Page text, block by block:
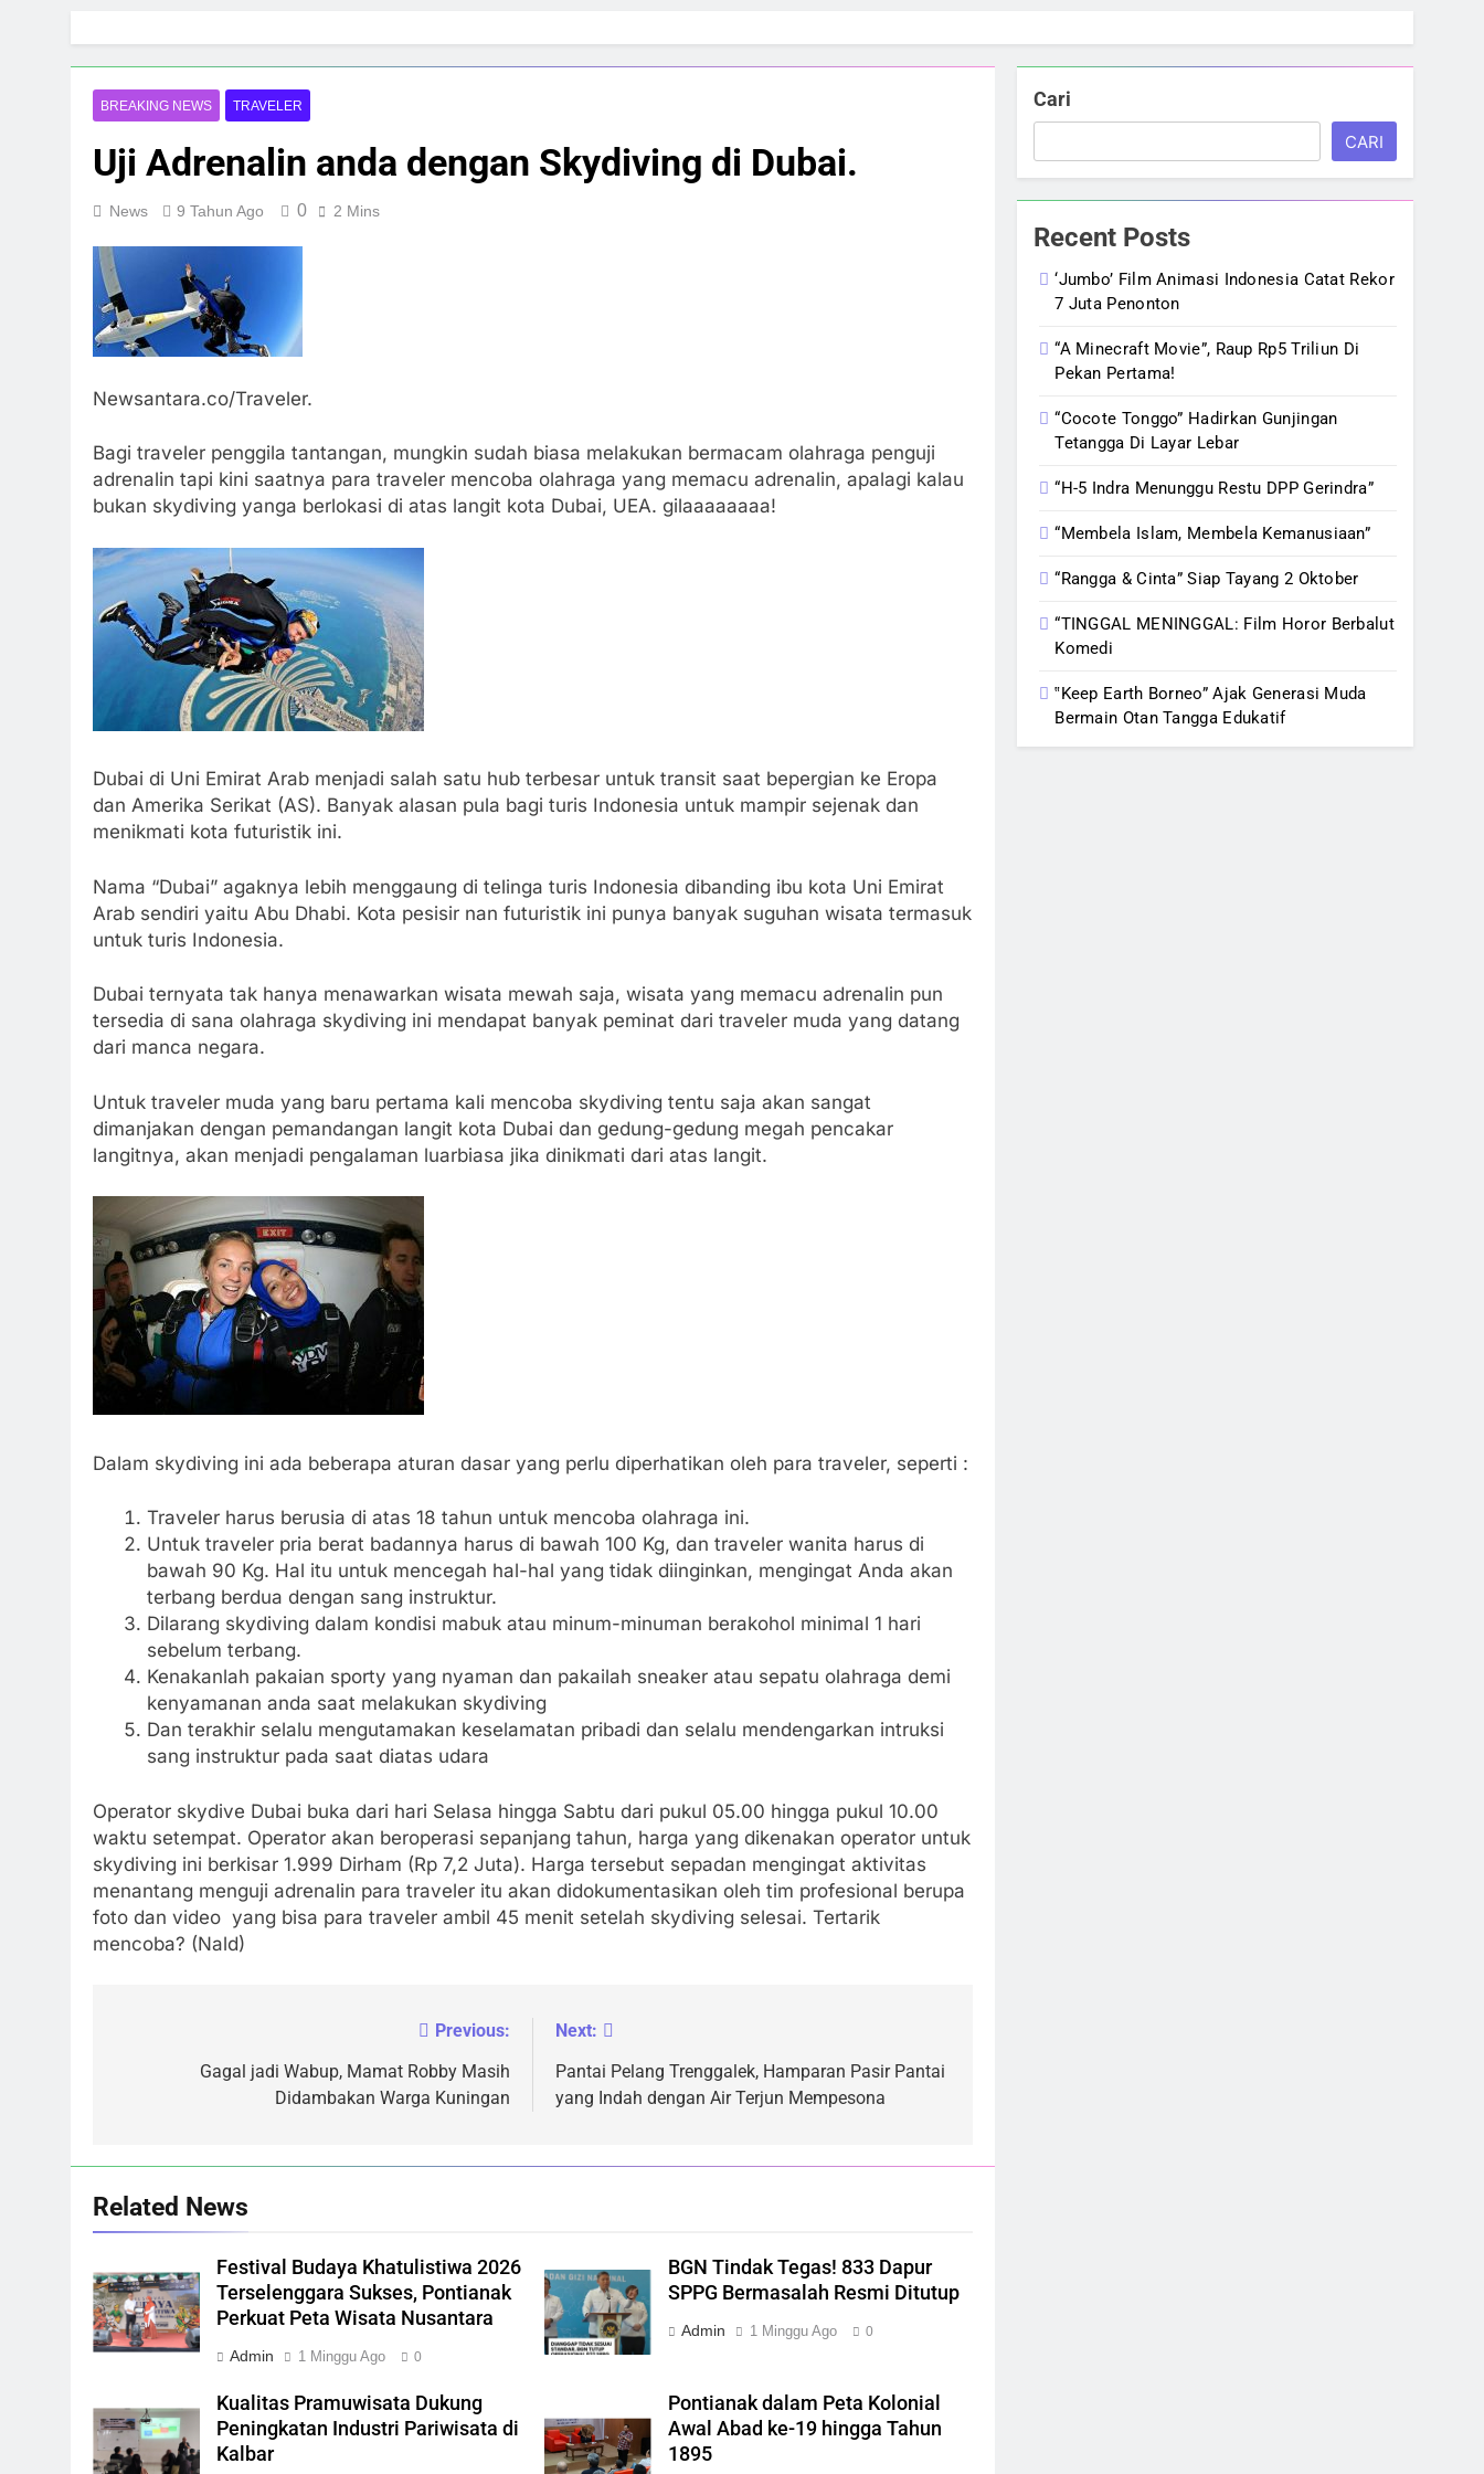
BREAKING NEWS TRAVELER
Uji Adrenalin anda dengan Skydiving di Dubai.
News 9 Tahun Ago 0 2 Mins
Newsantara.co/Traveler.
Bagi traveler penggila tantangan, mungkin sudah biasa melakukan bermacam olahraga penguji
adrenalin tapi kini saatnya para traveler mencoba olahraga yang memacu adrenalin, apalagi kalau
bukan skydiving yanga berlokasi di atas langit kota Dubai, UEA. gilaaaaaaaa!
Dubai di Uni Emirat Arab menjadi salah satu hub terbesar untuk transit saat bepergian ke Eropa
dan Amerika Serikat (AS). Banyak alasan pula bagi turis Indonesia untuk mampir sejenak dan
menikmati kota futuristik ini.
Nama “Dubai” agaknya lebih menggaung di telinga turis Indonesia dibanding ibu kota Uni Emirat
Arab sendiri yaitu Abu Dhabi. Kota pesisir nan futuristik ini punya banyak suguhan wisata termasuk
untuk turis Indonesia.
Dubai ternyata tak hanya menawarkan wisata mewah saja, wisata yang memacu adrenalin pun
tersedia di sana olahraga skydiving ini mendapat banyak peminat dari traveler muda yang datang
dari manca negara.
Untuk traveler muda yang baru pertama kali mencoba skydiving tentu saja akan sangat
dimanjakan dengan pemandangan langit kota Dubai dan gedung-gedung megah pencakar
langitnya, akan menjadi pengalaman luarbiasa jika dinikmati dari atas langit.
Dalam skydiving ini ada beberapa aturan dasar yang perlu diperhatikan oleh para traveler, seperti :
Traveler harus berusia di atas 18 tahun untuk mencoba olahraga ini.
Untuk traveler pria berat badannya harus di bawah 100 Kg, dan traveler wanita harus di
bawah 90 Kg. Hal itu untuk mencegah hal-hal yang tidak diinginkan, mengingat Anda akan
terbang berdua dengan sang instruktur.
Dilarang skydiving dalam kondisi mabuk atau minum-minuman berakohol minimal 1 hari
sebelum terbang.
Kenakanlah pakaian sporty yang nyaman dan pakailah sneaker atau sepatu olahraga demi
kenyamanan anda saat melakukan skydiving
Dan terakhir selalu mengutamakan keselamatan pribadi dan selalu mendengarkan intruksi
sang instruktur pada saat diatas udara
Operator skydive Dubai buka dari hari Selasa hingga Sabtu dari pukul 05.00 hingga pukul 10.00
waktu setempat. Operator akan beroperasi sepanjang tahun, harga yang dikenakan operator untuk
skydiving ini berkisar 1.999 Dirham (Rp 7,2 Juta). Harga tersebut sepadan mengingat aktivitas
menantang menguji adrenalin para traveler itu akan didokumentasikan oleh tim profesional berupa
foto dan video yang bisa para traveler ambil 45 menit setelah skydiving selesai. Tertarik
mencoba? (Nald)
Previous:
Gagal jadi Wabup, Mamat Robby Masih
Didambakan Warga Kuningan
Next:
Pantai Pelang Trenggalek, Hamparan Pasir Pantai
yang Indah dengan Air Terjun Mempesona
Related News
Festival Budaya Khatulistiwa 2026
Terselenggara Sukses, Pontianak
Perkuat Peta Wisata Nusantara
Admin 1 Minggu Ago 0
BGN Tindak Tegas! 833 Dapur
SPPG Bermasalah Resmi Ditutup
Admin 1 Minggu Ago 0
Kualitas Pramuwisata Dukung
Peningkatan Industri Pariwisata di
Kalbar
Pontianak dalam Peta Kolonial
Awal Abad ke-19 hingga Tahun
1895
Cari
CARI
Recent Posts
‘Jumbo’ Film Animasi Indonesia Catat Rekor
7 Juta Penonton
“A Minecraft Movie”, Raup Rp5 Triliun Di
Pekan Pertama!
“Cocote Tonggo” Hadirkan Gunjingan
Tetangga Di Layar Lebar
“H-5 Indra Menunggu Restu DPP Gerindra”
“Membela Islam, Membela Kemanusiaan”
“Rangga & Cinta” Siap Tayang 2 Oktober
“TINGGAL MENINGGAL: Film Horor Berbalut
Komedi
‟Keep Earth Borneo” Ajak Generasi Muda
Bermain Otan Tangga Edukatif